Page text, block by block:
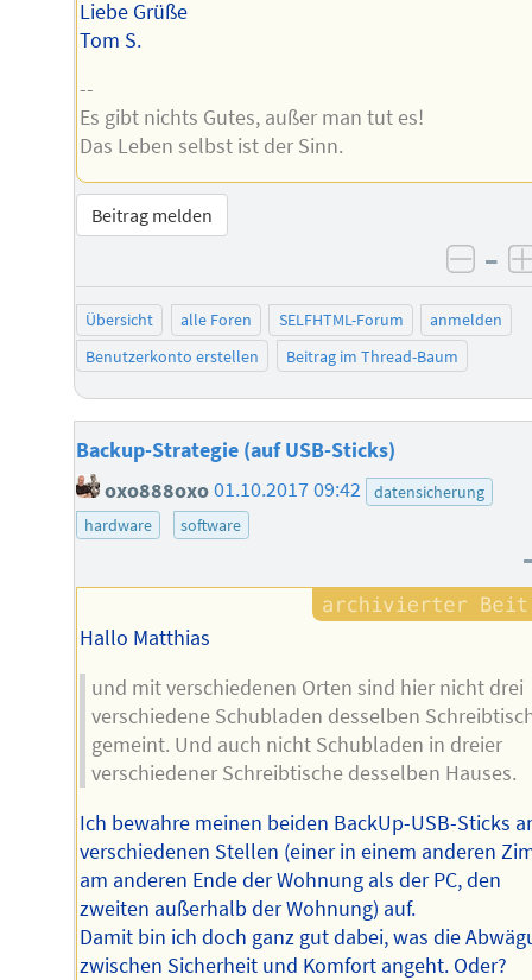
Liebe Grüße
Tom S.
--
Es gibt nichts Gutes, außer man tut es!
Das Leben selbst ist der Sinn.
Beitrag melden
–
Übersicht alle Foren SELFHTML-Forum
anmelden
Benutzerkonto erstellen
Beitrag im Thread-Baum
Backup-Strategie (auf USB-Sticks)
oxo888oxo01.10.2017 09:42
datensicherung
hardware
software
Hallo Matthias
und mit verschiedenen Orten sind hier nicht drei
verschiedene Schubladen desselben
gemeint. Und auch nicht Schubladen in dreier
verschiedener Schreibtische desselben Hauses.
Ich bewahre meinen beiden BackUp-USB-Sticks
verschiedenen Stellen (einer in einem anderen
am anderen Ende der Wohnung als der PC, den
zweiten außerhalb der Wohnung) auf.
Damit bin ich doch ganz gut dabei, was die
zwischen Sicherheit und Komfort angeht. Oder?